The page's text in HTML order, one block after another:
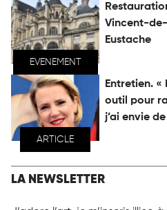
EVENEMENT
Vincent-
Eustache
ARTICLE
Entretien. «
outil pour
j’ai envie
LA NEWSLETTER